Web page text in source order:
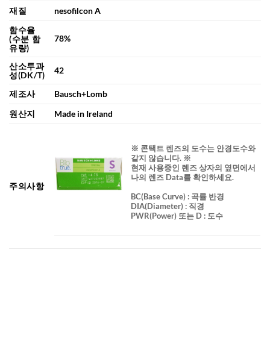
재질
nesofilcon A
함수율
(수분 함
유량)
78%
산소투과
성(DK/T)
42
제조사
Bausch+Lomb
원산지
Made in Ireland
주의사항
※ 콘택트 렌즈의 도수는 안경도수와
같지 않습니다. ※
현재 사용중인 렌즈 상자의 옆면에서
나의 렌즈 Data를 확인하세요.
BC(Base Curve): 곡률 반경
DIA(Diameter) : 직경
PWR(Power) 또는 D : 도수